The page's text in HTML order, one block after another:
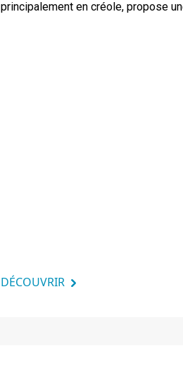
principalement en créole, propose
DÉCOUVRIR